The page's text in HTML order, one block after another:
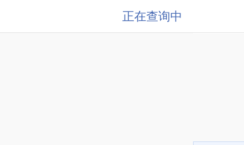
正在查询中